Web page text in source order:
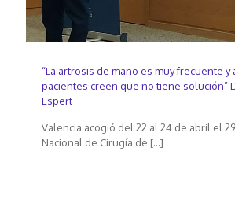
“La artrosis de mano es muy frecuente y
pacientes creen que no tiene solución”
Espert
Valencia acogió del 22 al 24 de abril el
Nacional de Cirugía de […]